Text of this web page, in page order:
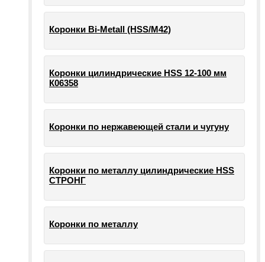
Коронки Bi-Metall (HSS/М42)
Коронки цилиндрические HSS 12-100 мм
К06358
Коронки по нержавеющей стали и чугуну
Коронки по металлу цилиндрические HSS
СТРОНГ
Коронки по металлу